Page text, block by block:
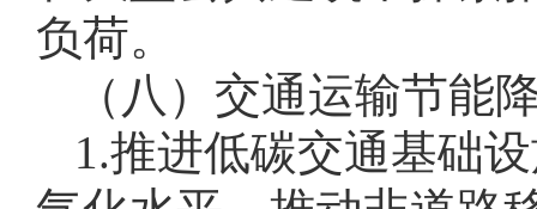
负荷。
（八）交通运输节能
1.推进低碳交通基础